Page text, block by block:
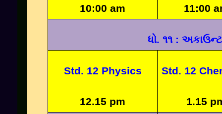
10:00 am 11:00
ધો. ૧૧ :
Std. 12 Physics
12.15 pm
Std. 12
1.15